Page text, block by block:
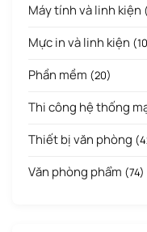
Máy tính và linh kiện
Mực in và linh kiện
Phần mềm (20)
Thi công hệ thống
Thiết bị văn phòng
Văn phòng phẩm (74)